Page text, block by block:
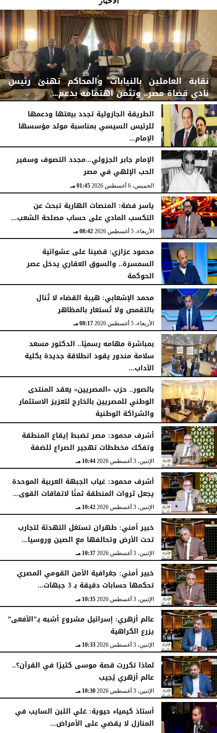
نقابة العاملين بالنيابات والمحاكم تهنئ رئيس
نادي قضاة مصر.. وتثمن اهتمامه بدعم...
الخميس، 6 أغسطس 2026 06:22 مـ
الطريقة الجازولية تجدد بيعتها ودعمها
للرئيس السيسي بمناسبة مولد مؤسسها
الإمام...
الخميس، 6 أغسطس 2026
الإمام جابر الجزولي...مجدد التصوف وسفير
الحب الإلهي في مصر
الخميس، 6 أغسطس 2026 01:45 مـ
ياسر فضة: المنصات الهاربة تبحث عن
التكسب المادي على حساب مصلحة الشعب...
الأربعاء، 5 أغسطس 2026 08:42 مـ
محمود عزازي: قضينا على عشوائية
السمسرة.. والسوق العقاري يدخل عصر
الحوكمة
الأربعاء، 5 أغسطس 2026
محمد الإشعابي: هيبة القضاء لا تُنال
بالتقمص ولا تُستعار بالمظاهر
الأربعاء، 5 أغسطس 2026 08:17 مـ
بمباشرة مهامه رسميًا.. الدكتور مسعد
سلامة مندور يقود انطلاقة جديدة بكلية
الآداب...
الأربعاء، 5 أغسطس 2026
بالصور.. حزب «المصريين» يعقد المنتدى
الوطني للمصريين بالخارج لتعزيز الاستثمار
والشراكة الوطنية
الثلاثاء، 4 أغسطس 2026
أشرف محمود: مصر تضبط إيقاع المنطقة
وتفكك مخططات تهجير الصراع للضفة
الإثنين، 3 أغسطس 2026 10:44 مـ
أشرف محمود: غياب الجبهة العربية الموحدة
يجعل ثروات المنطقة ثمنًا لاتفاقات القوى...
الإثنين، 3 أغسطس 2026 10:42 مـ
خبير أمني: طهران تستغل التهدئة لتجارب
تحت الأرض وتحالفها مع الصين وروسيا...
الإثنين، 3 أغسطس 2026 10:37 مـ
خبير أمني: جغرافية الأمن القومي المصري
تحكمها حسابات دقيقة بـ 3 جبهات...
الإثنين، 3 أغسطس 2026 10:35 مـ
عالم أزهري: إسرائيل مشروع أشبه بـ”الأفعى”
يزرع الكراهية
الإثنين، 3 أغسطس 2026 10:33 مـ
لماذا تكررت قصة موسى كثيرًا في القرآن؟..
عالم أزهري يُجيب
الإثنين، 3 أغسطس 2026 10:30 مـ
أستاذ كيمياء حيوية: غلي اللبن السايب في
المنازل لا يقضي على الأمراض...